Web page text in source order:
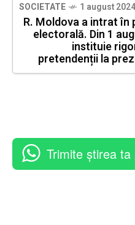
SOCIETATE 1 august 2024
R. Moldova a intrat în
electorală. Din 1
instituie
pretendenții la
Trimite știrea